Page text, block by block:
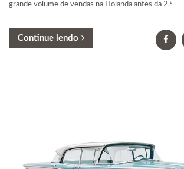
grande volume de vendas na Holanda antes da 2.ª
Continue lendo